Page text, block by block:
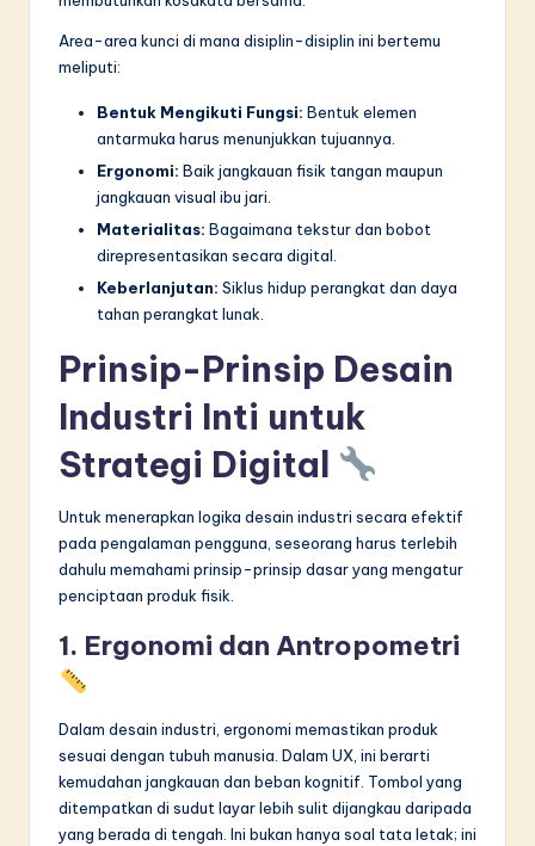
Area-area kunci di mana disiplin-disiplin ini bertemu
meliputi:
Bentuk Mengikuti Fungsi: Bentuk elemen
antarmuka harus menunjukkan tujuannya.
Ergonomi: Baik jangkauan fisik tangan maupun
jangkauan visual ibu jari.
Materialitas: Bagaimana tekstur dan bobot
direpresentasikan secara digital.
Keberlanjutan: Siklus hidup perangkat dan daya
tahan perangkat lunak.
Prinsip-Prinsip Desain
Industri Inti untuk
Strategi Digital
Untuk menerapkan logika desain industri secara efektif
pada pengalaman pengguna, seseorang harus terlebih
dahulu memahami prinsip-prinsip dasar yang mengatur
penciptaan produk fisik.
1. Ergonomi dan Antropometri
Dalam desain industri, ergonomi memastikan produk
sesuai dengan tubuh manusia. Dalam UX, ini berarti
kemudahan jangkauan dan beban kognitif. Tombol yang
ditempatkan di sudut layar lebih sulit dijangkau daripada
yang berada di tengah. Ini bukan hanya soal tata letak; ini